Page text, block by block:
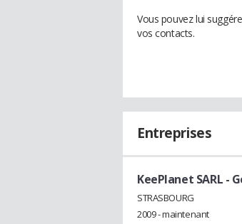
Vous pouvez lui
vos contacts.
Entreprises
KeePlanet SARL -
STRASBOURG
2009 - maintenant